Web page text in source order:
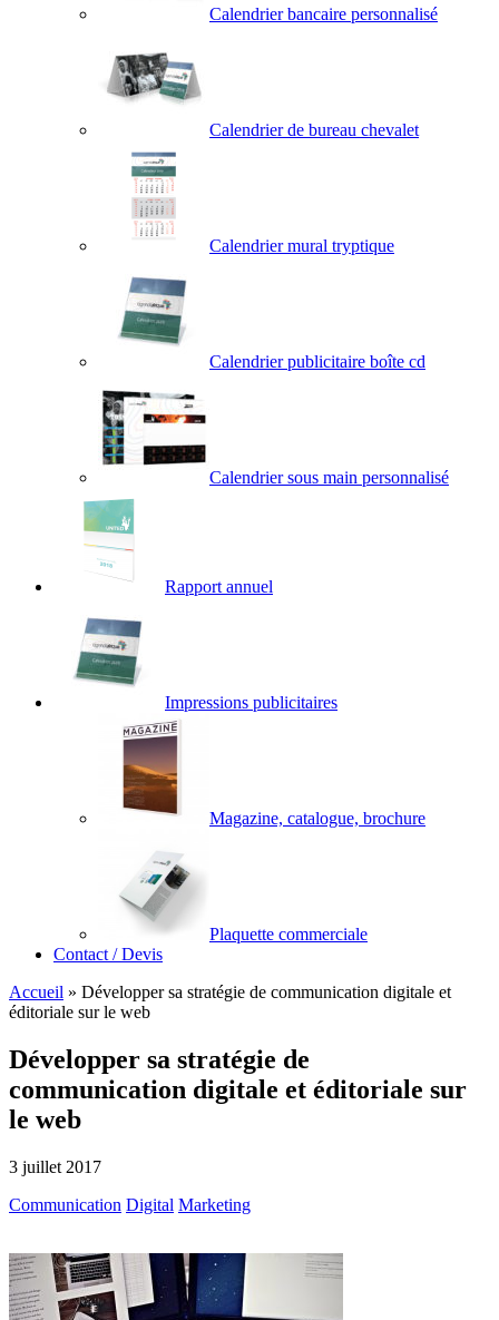
Calendrier bancaire personnalisé
Calendrier de bureau chevalet
Calendrier mural tryptique
Calendrier publicitaire boîte cd
Calendrier sous main personnalisé
Rapport annuel
Impressions publicitaires
Magazine, catalogue, brochure
Plaquette commerciale
Contact / Devis
Accueil » Développer sa stratégie de communication digitale et
éditoriale sur le web
Développer sa stratégie de
communication digitale et éditoriale sur
le web
3 juillet 2017
Communication Digital Marketing